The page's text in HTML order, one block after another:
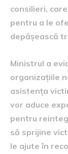
consilieri,
pentru a le
depășească
Ministrul a
organizațiile
asistența
vor aduce
pentru
să sprijine
le ajute în